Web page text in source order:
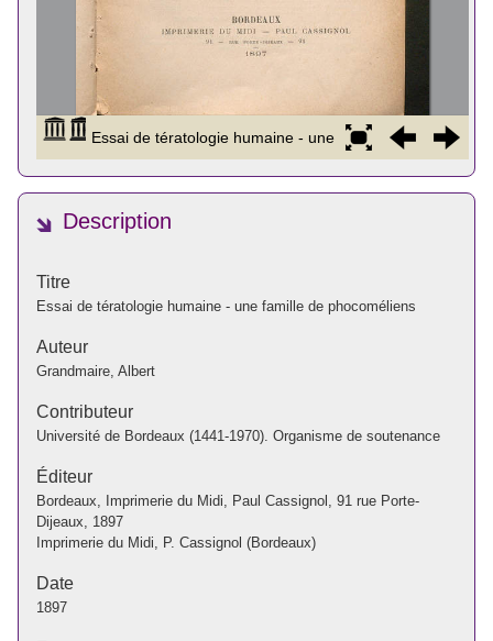
Description
Titre
Essai de tératologie humaine - une famille de phocoméliens
Auteur
Grandmaire, Albert
Contributeur
Université de Bordeaux (1441-1970). Organisme de soutenance
Éditeur
Bordeaux, Imprimerie du Midi, Paul Cassignol, 91 rue Porte-
Dijeaux, 1897
Imprimerie du Midi, P. Cassignol (Bordeaux)
Date
1897